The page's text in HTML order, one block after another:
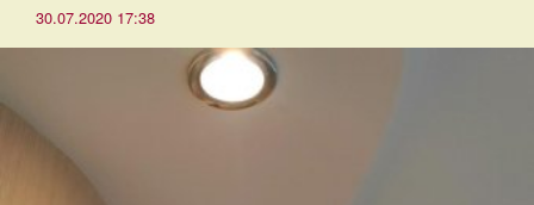
30.07.2020 17:38